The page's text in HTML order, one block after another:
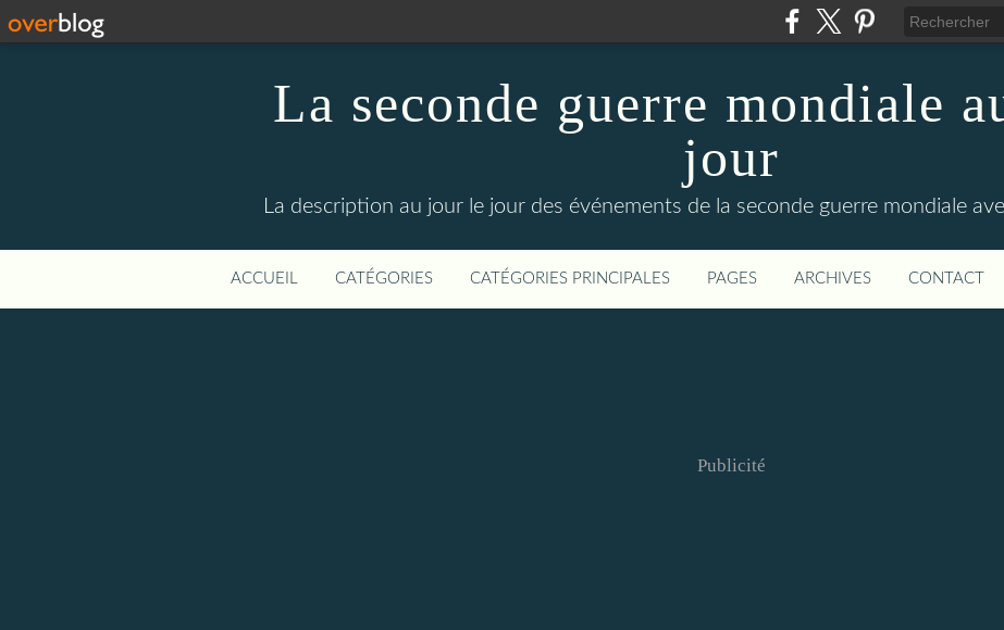
La seconde guerre mondiale
jour
La description au jour le jour des événements de la seconde guerre mondiale
ACCUEIL CATÉGORIES CATÉGORIES PRINCIPALES PAGES ARCHIVES CONTACT
Publicité